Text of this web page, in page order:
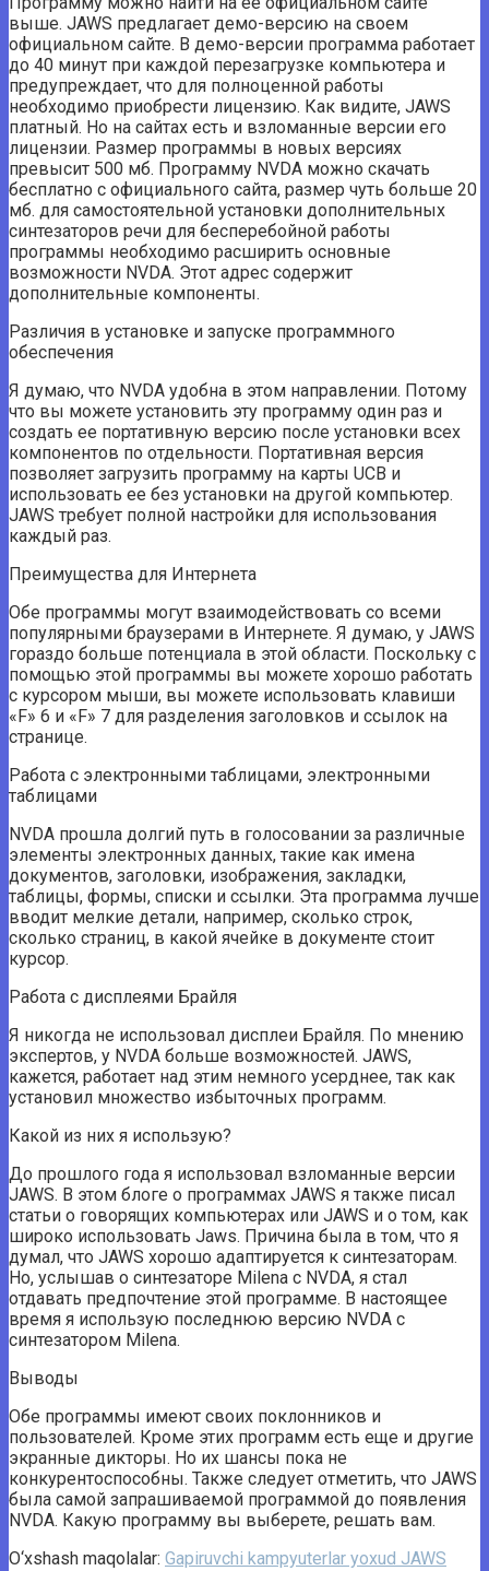
выше. JAWS предлагает демо-версию на своем
официальном сайте. В демо-версии программа работает
до 40 минут при каждой перезагрузке компьютера и
предупреждает, что для полноценной работы
необходимо приобрести лицензию. Как видите, JAWS
платный. Но на сайтах есть и взломанные версии его
лицензии. Размер программы в новых версиях
превысит 500 мб. Программу NVDA можно скачать
бесплатно с официального сайта, размер чуть больше 20
мб. для самостоятельной установки дополнительных
синтезаторов речи для бесперебойной работы
программы необходимо расширить основные
возможности NVDA. Этот адрес содержит
дополнительные компоненты.
Различия в установке и запуске программного
обеспечения
Я думаю, что NVDA удобна в этом направлении. Потому
что вы можете установить эту программу один раз и
создать ее портативную версию после установки всех
компонентов по отдельности. Портативная версия
позволяет загрузить программу на карты UCB и
использовать ее без установки на другой компьютер.
JAWS требует полной настройки для использования
каждый раз.
Преимущества для Интернета
Обе программы могут взаимодействовать со всеми
популярными браузерами в Интернете. Я думаю, у JAWS
гораздо больше потенциала в этой области. Поскольку с
помощью этой программы вы можете хорошо работать
с курсором мыши, вы можете использовать клавиши
«F» 6 и «F» 7 для разделения заголовков и ссылок на
странице.
Работа с электронными таблицами, электронными
таблицами
NVDA прошла долгий путь в голосовании за различные
элементы электронных данных, такие как имена
документов, заголовки, изображения, закладки,
таблицы, формы, списки и ссылки. Эта программа лучше
вводит мелкие детали, например, сколько строк,
сколько страниц, в какой ячейке в документе стоит
курсор.
Работа с дисплеями Брайля
Я никогда не использовал дисплеи Брайля. По мнению
экспертов, у NVDA больше возможностей. JAWS,
кажется, работает над этим немного усерднее, так как
установил множество избыточных программ.
Какой из них я использую?
До прошлого года я использовал взломанные версии
JAWS. В этом блоге о программах JAWS я также писал
статьи о говорящих компьютерах или JAWS и о том, как
широко использовать Jaws. Причина была в том, что я
думал, что JAWS хорошо адаптируется к синтезаторам.
Но, услышав о синтезаторе Milena с NVDA, я стал
отдавать предпочтение этой программе. В настоящее
время я использую последнюю версию NVDA с
синтезатором Milena.
Выводы
Обе программы имеют своих поклонников и
пользователей. Кроме этих программ есть еще и другие
экранные дикторы. Но их шансы пока не
конкурентоспособны. Также следует отметить, что JAWS
была самой запрашиваемой программой до появления
NVDA. Какую программу вы выберете, решать вам.
O‘xshash maqolalar: Gapiruvchi kampyuterlar yoxud JAWS